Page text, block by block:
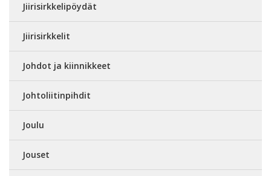
Jiirisirkkelipöydät
Jiirisirkkelit
Johdot ja kiinnikkeet
Johtoliitinpihdit
Joulu
Jouset